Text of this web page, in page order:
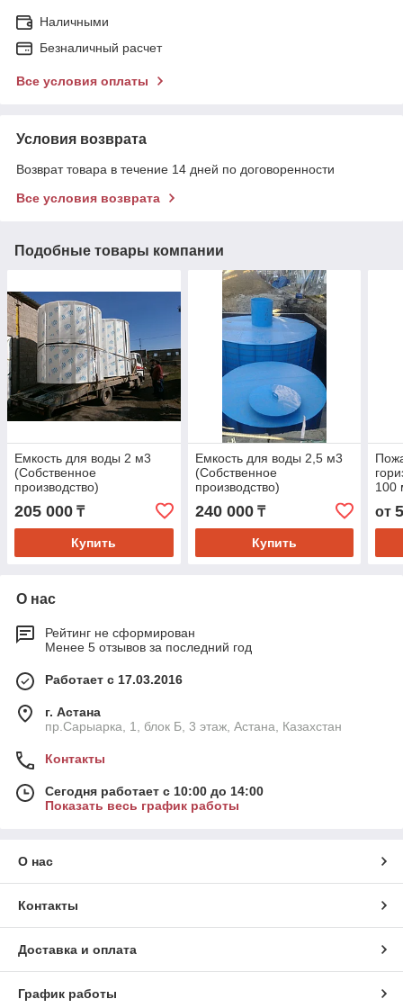
Наличными
Безналичный расчет
Все условия оплаты
Условия возврата
Возврат товара в течение 14 дней по договоренности
Все условия возврата
Подобные товары компании
Емкость для воды 2 м3
(Собственное
производство)
205 000 ₸
Купить
Емкость для воды 2,5 м3
(Собственное
производство)
240 000₸
Купить
100
от
О нас
Рейтинг не сформирован
Менее 5 отзывов за последний год
Работает с 17.03.2016
г. Астана
пр.Сарыарка, 1, блок Б, 3 этаж, Астана, Казахстан
Контакты
Сегодня работает с 10:00 до 14:00
Показать весь график работы
О нас
Контакты
Доставка и оплата
График работы